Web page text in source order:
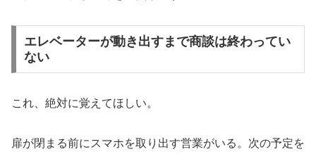
エレベーターが動き出すまで商談は終わってい
ない
これ、絶対に覚えてほしい。
扉が閉まる前にスマホを取り出す営業がいる。次の予定を